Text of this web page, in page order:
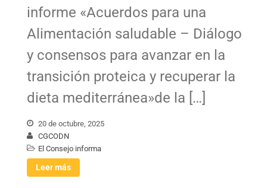
informe «Acuerdos para una
Alimentación saludable – Diálogo
y consensos para avanzar en la
transición proteica y recuperar la
dieta mediterránea»de la […]
20 de octubre, 2025
CGCODN
El Consejo informa
Leer más